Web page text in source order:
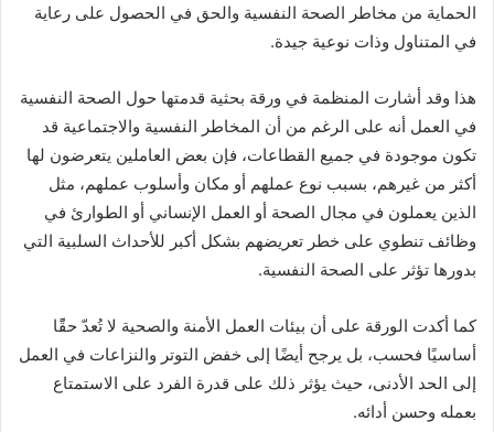
الحماية من مخاطر الصحة النفسية والحق في الحصول على رعاية
في المتناول وذات نوعية جيدة.
هذا وقد أشارت المنظمة في ورقة بحثية قدمتها حول الصحة النفسية
في العمل أنه على الرغم من أن المخاطر النفسية والاجتماعية قد
تكون موجودة في جميع القطاعات، فإن بعض العاملين يتعرضون لها
أكثر من غيرهم، بسبب نوع عملهم أو مكان وأسلوب عملهم، مثل
الذين يعملون في مجال الصحة أو العمل الإنساني أو الطوارئ في
وظائف تنطوي على خطر تعريضهم بشكل أكبر للأحداث السلبية التي
بدورها تؤثر على الصحة النفسية.
كما أكدت الورقة على أن بيئات العمل الأمنة والصحية لا تُعدّ حقًًا
أساسيًا فحسب، بل يرجح أيضًا إلى خفض التوتر والنزاعات في العمل
إلى الحد الأدنى، حيث يؤثر ذلك على قدرة الفرد على الاستمتاع
بعمله وحسن أدائه.